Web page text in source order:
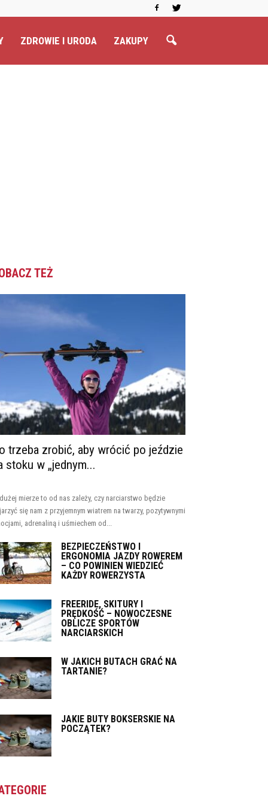
ZDROWIE I URODA ZAKUPY
TEŻ
trzeba zrobić, aby wrócić po jeździe
stoku w „jednym...
mierze to od nas zależy, czy narciarstwo będzie
się nam z przyjemnym wiatrem na twarzy, pozytywnymi
adrenaliną i uśmiechem od...
BEZPIECZEŃSTWO I
ERGONOMIA JAZDY ROWEREM
– CO POWINIEN WIEDZIEĆ
KAŻDY ROWERZYSTA
FREERIDE, SKITURY I
PRĘDKOŚĆ – NOWOCZESNE
OBLICZE SPORTÓW
NARCIARSKICH
W JAKICH BUTACH GRAĆ NA
TARTANIE?
JAKIE BUTY BOKSERSKIE NA
POCZĄTEK?